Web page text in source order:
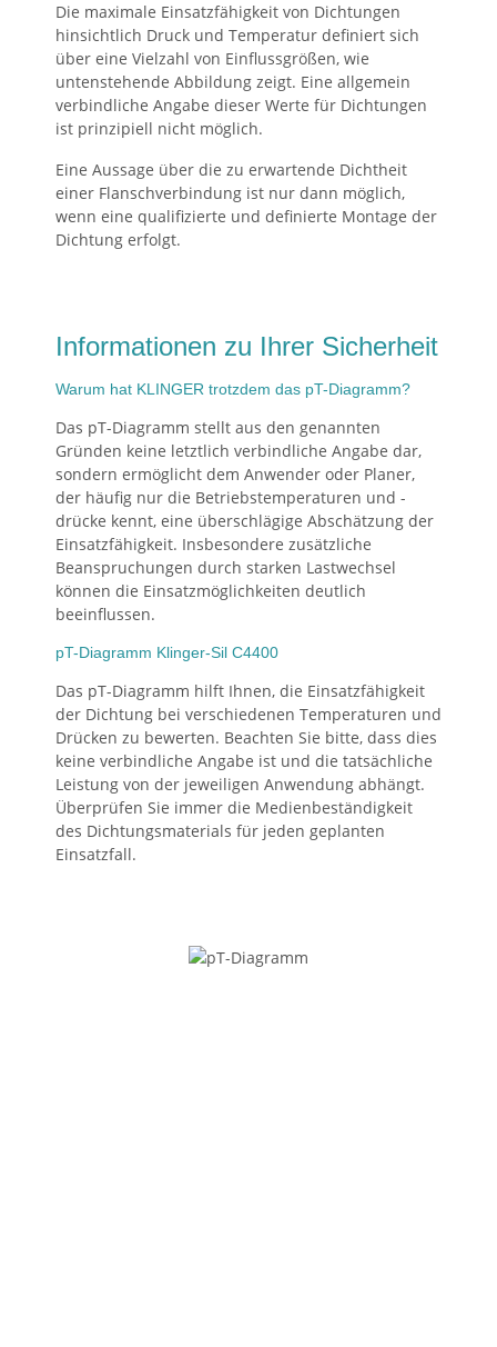
Die maximale Einsatzfähigkeit von Dichtungen
hinsichtlich Druck und Temperatur definiert sich
über eine Vielzahl von Einflussgrößen, wie
untenstehende Abbildung zeigt. Eine allgemein
verbindliche Angabe dieser Werte für Dichtungen
ist prinzipiell nicht möglich.
Eine Aussage über die zu erwartende Dichtheit
einer Flanschverbindung ist nur dann möglich,
wenn eine qualifizierte und definierte Montage der
Dichtung erfolgt.
Informationen zu Ihrer Sicherheit
Warum hat KLINGER trotzdem das pT-Diagramm?
Das pT-Diagramm stellt aus den genannten
Gründen keine letztlich verbindliche Angabe dar,
sondern ermöglicht dem Anwender oder Planer,
der häufig nur die Betriebstemperaturen und -
drücke kennt, eine überschlägige Abschätzung der
Einsatzfähigkeit. Insbesondere zusätzliche
Beanspruchungen durch starken Lastwechsel
können die Einsatzmöglichkeiten deutlich
beeinflussen.
pT-Diagramm Klinger-Sil C4400
Das pT-Diagramm hilft Ihnen, die Einsatzfähigkeit
der Dichtung bei verschiedenen Temperaturen und
Drücken zu bewerten. Beachten Sie bitte, dass dies
keine verbindliche Angabe ist und die tatsächliche
Leistung von der jeweiligen Anwendung abhängt.
Überprüfen Sie immer die Medienbeständigkeit
des Dichtungsmaterials für jeden geplanten
Einsatzfall.